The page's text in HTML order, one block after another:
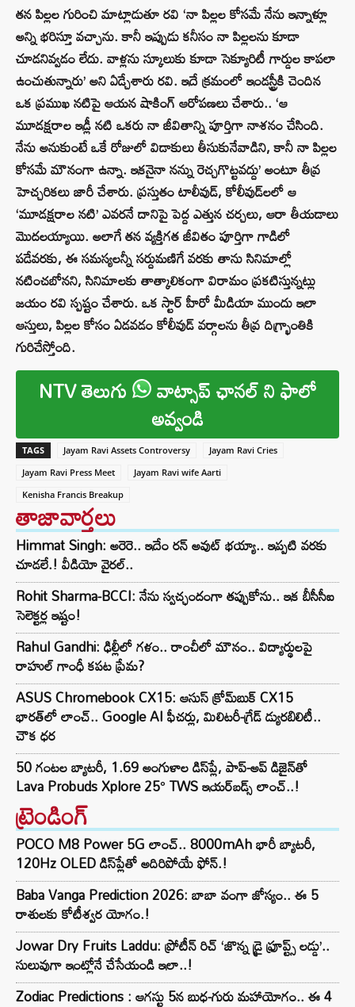
తన పిల్లల గురించి మాట్లాడుతూ రవి ‘నా పిల్లల కోసమే నేను ఇన్నాళ్లూ
అన్ని భరిస్తూ వచ్చాను. కానీ ఇప్పుడు కనీసం నా పిల్లలను కూడా
చూడనివ్వడం లేదు. వాళ్లను స్కూలుకు కూడా సెక్యూరిటీ గార్డుల కాపలా
ఉంచుతున్నారు’ అని ఏడ్చేశారు రవి. ఇదే క్రమంలో ఇండస్ట్రీకి చెందిన
ఒక ప్రముఖ నటిపై ఆయన షాకింగ్ ఆరోపణలు చేశారు.. ‘ఆ
మూడక్షరాల ఇడ్లీ నటి ఒకరు నా జీవితాన్ని పూర్తిగా నాశనం చేసింది.
నేను అనుకుంటే ఒకే రోజులో విడాకులు తీసుకునేవాడిని, కానీ నా పిల్లల
కోసమే మౌనంగా ఉన్నా. ఇకనైనా నన్ను రెచ్చగొట్టవద్దు’ అంటూ తీవ్ర
హెచ్చరికలు జారీ చేశారు. ప్రస్తుతం టాలీవుడ్, కోలీవుడ్‌లలో ఆ
‘మూడక్షరాల నటి’ ఎవరనే దానిపై పెద్ద ఎత్తున చర్చలు, ఆరా తీయడాలు
మొదలయ్యాయి. అలాగే తన వ్యక్తిగత జీవితం పూర్తిగా గాడిలో
పడేవరకు, ఈ సమస్యలన్నీ సర్దుమణిగే వరకు తాను సినిమాల్లో
నటించబోనని, సినిమాలకు తాత్కాలికంగా విరామం ప్రకటిస్తున్నట్లు
జయం రవి స్పష్టం చేశారు. ఒక స్టార్ హీరో మీడియా ముందు ఇలా
ఆస్తులు, పిల్లల కోసం ఏడవడం కోలీవుడ్ వర్గాలను తీవ్ర దిగ్భ్రాంతికి
గురిచేస్తోంది.
NTV తెలుగు వాట్సాప్ ఛానల్ ని ఫాలో
అవ్వండి
TAGS Jayam Ravi Assets Controversy
Jayam Ravi Cries
Jayam Ravi Press Meet
Jayam Ravi wife Aarti
Kenisha Francis Breakup
తాజావార్తలు
Himmat Singh: అరెరె.. ఇదేం రన్ అవుట్ భయ్యా.. ఇప్పటి వరకు
చూడలే.! వీడియో వైరల్..
Rohit Sharma-BCCI: నేను స్వచ్ఛందంగా తప్పుకోను.. ఇక బీసీసీఐ
సెలెక్టర్ల ఇష్టం!
Rahul Gandhi: ఢిల్లీలో గళం.. రాంచీలో మౌనం.. విద్యార్థులపై
రాహుల్ గాంధీ కపట ప్రేమ?
ASUS Chromebook CX15: ఆసుస్ క్రోమ్‌బుక్ CX15
భారత్‌లో లాంచ్.. Google AI ఫీచర్లు, మిలిటరీ-గ్రేడ్ డ్యురబిలిటీ..
చౌక ధర
50 గంటల బ్యాటరీ, 1.69 అంగుళాల డిస్‌ప్లే, పాప్-అప్ డిజైన్‌తో
Lava Probuds Xplore 25° TWS ఇయర్‌బడ్స్ లాంచ్..!
ట్రెండింగ్‌
POCO M8 Power 5G లాంచ్.. 8000mAh భారీ బ్యాటరీ,
120Hz OLED డిస్‌ప్లేతో అదిరిపోయే ఫోన్.!
Baba Vanga Prediction 2026: బాబా వంగా జోస్యం.. ఈ 5
రాశులకు కోటీశ్వర యోగం.!
Jowar Dry Fruits Laddu: ప్రోటీన్ రిచ్ ‘జొన్న డ్రై ఫ్రూప్ట్స్ లడ్డు’..
సులువుగా ఇంట్లోనే చేసేయండి ఇలా..!
Zodiac Predictions : ఆగస్టు 5న బుధ-గురు మహాయోగం.. ఈ 4